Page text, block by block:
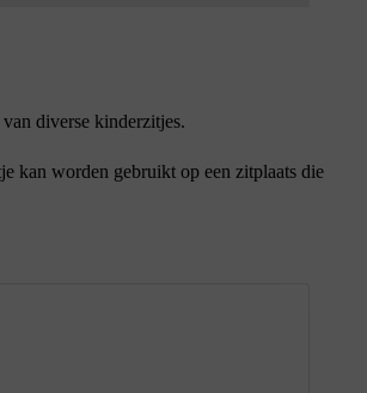
diverse kinderzitjes.
kan worden gebruikt op een zitplaats die